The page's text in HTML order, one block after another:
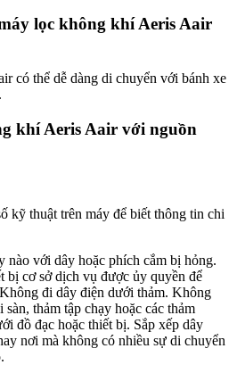
lọc không khí Aeris Aair
có thể dễ dàng di chuyển với bánh xe
khí Aeris Aair với nguồn
kỹ thuật trên máy để biết thông tin chi
nào với dây hoặc phích cắm bị hỏng.
bị cơ sở dịch vụ được ủy quyền để
đi dây điện dưới thảm. Không
thảm tập chạy hoặc các thảm
đồ đạc hoặc thiết bị. Sắp xếp dây
nơi mà không có nhiều sự di chuyển